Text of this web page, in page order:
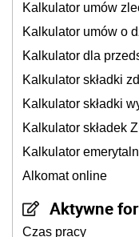
Kalkulator umów
Kalkulator umów o
Kalkulator dla
Kalkulator składki
Kalkulator składki
Kalkulator składek
Kalkulator
Alkomat online
Aktywne
Czas pracy